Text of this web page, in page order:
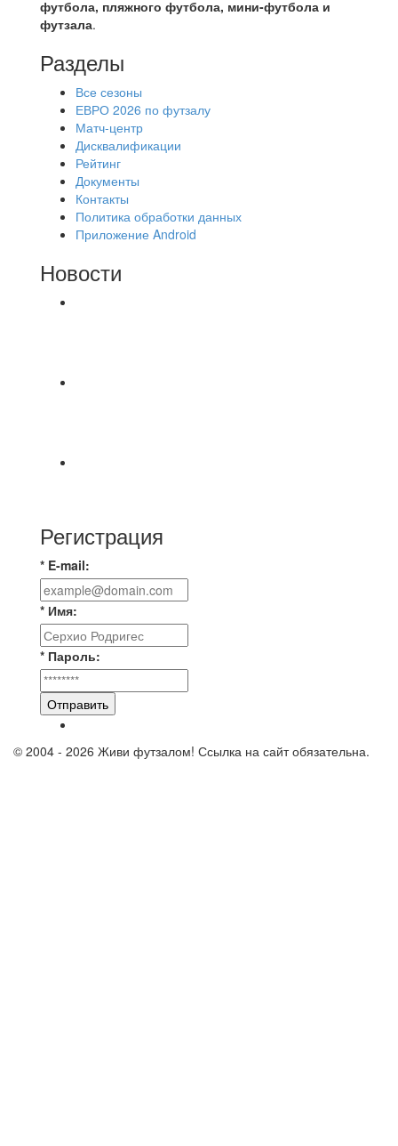
футбола, пляжного футбола, мини-футбола и
футзала.
Разделы
Все сезоны
ЕВРО 2026 по футзалу
Матч-центр
Дисквалификации
Рейтинг
Документы
Контакты
Политика обработки данных
Приложение Android
Новости
Регистрация
* E-mail:
* Имя:
* Пароль:
Отправить
© 2004 - 2026 Живи футзалом! Ссылка на сайт обязательна.